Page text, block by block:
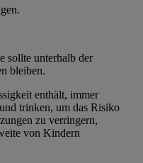
sollte unterhalb der
bleiben.
enthält, immer
trinken, um das Risiko
zu verringern,
von Kindern